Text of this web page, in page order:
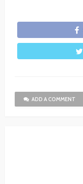
ADD A COMMENT